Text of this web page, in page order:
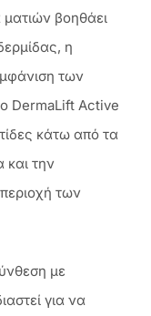
βοηθάει
η
των
DermaLift Active
κάτω από τα
και την
των
με
για να